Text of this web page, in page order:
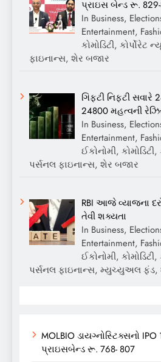
પ્રાઇસ બેન્ડ રૂ. 829-
In Business,
Entertainment,
કોમોડિટી, કોર્પોરેટ
ફાઇનાન્સ, શેર બજાર
ગિફ્ટી નિફ્ટી સવારે
24800 મહત્વની
In Business,
Entertainment,
ઈકોનોમી,
પર્સનલ ફાઇનાન્સ, શેર બજાર
RBI આજે વ્યાજના
તેવી શક્યતા
In Business,
Entertainment,
ઈકોનોમી,
પર્સનલ ફાઇનાન્સ, મ્યુચ્યુઅલ
MOLBIO ડાયગ્નોસ્ટિક્સનો
પ્રાઇસબેન્ડ રૂ. 768- 807